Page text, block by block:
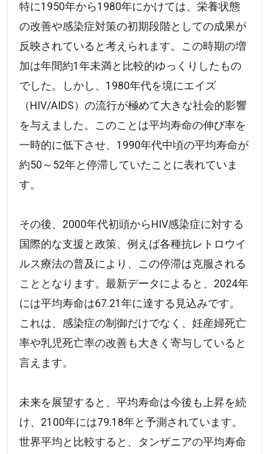
特に1950年から1980年にかけては、栄養状態
の改善や感染症対策の初期段階としての成果が
反映されていると考えられます。この時期の増
加は年間約1年未満と比較的ゆっくりしたもの
でした。しかし、1980年代を境にエイズ
（HIV/AIDS）の流行が極めて大きな社会的影響
を与えました。このことは平均寿命の伸び率を
一時的に低下させ、1990年代中頃の平均寿命が
約50～52年と停滞していたことに表れていま
す。
その後、2000年代初頭からHIV感染症に対する
国際的な支援と政策、例えば各種抗レトロウイ
ルス療法の普及により、この停滞は克服される
こととなります。最新データによると、2024年
には平均寿命は67.21年に達する見込みです。
これは、感染症の制御だけでなく、妊産婦死亡
率や乳児死亡率の改善も大きく寄与していると
言えます。
未来を展望すると、平均寿命は今後も上昇を続
け、2100年には79.18年と予測されています。
世界平均と比較すると、タンザニアの平均寿命